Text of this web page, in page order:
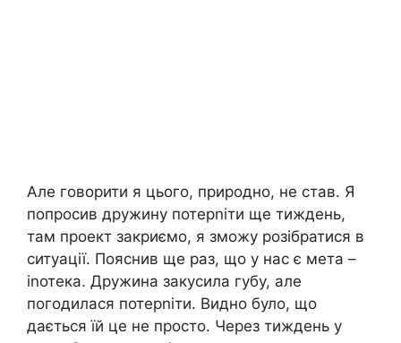
Але говорити я цього, природно, не став. Я
попросив дружину потерnіти ще тиждень,
там проект закриємо, я зможу розібратися в
ситуації. Пояснив ще раз, що у нас є мета –
іnотека. Дружина закусила губу, але
погодилася потерnіти. Видно було, що
дається їй це не просто. Через тиждень у